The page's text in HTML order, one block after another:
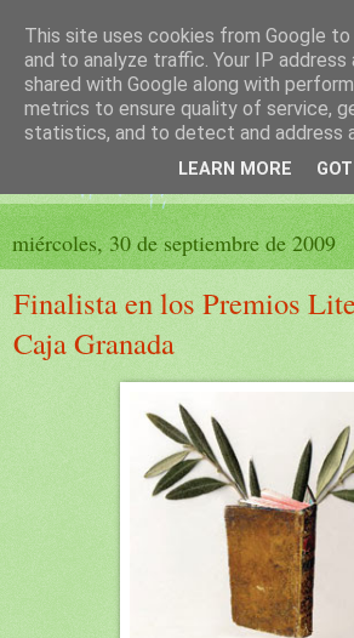
El sueño de las
PÁGINA LITERARIA DE FELISA
miércoles, 30 de septiembre de 2009
Finalista en los Premios
Caja Granada
This site uses cookies from Google
and to analyze traffic. Your IP address
shared with Google along with
metrics to ensure quality of service,
statistics, and to detect and address
LEARN MORE